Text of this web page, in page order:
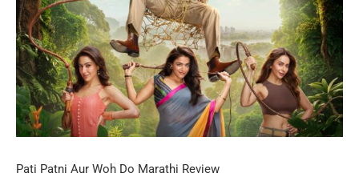
Pati Patni Aur Woh Do Marathi Review